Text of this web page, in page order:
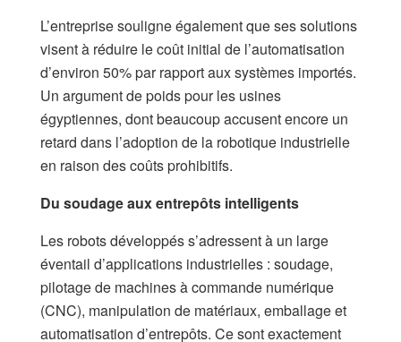
​L’entreprise souligne également que ses solutions
visent à réduire le coût initial de l’automatisation
d’environ 50% par rapport aux systèmes importés.
Un argument de poids pour les usines
égyptiennes, dont beaucoup accusent encore un
retard dans l’adoption de la robotique industrielle
en raison des coûts prohibitifs.​
Du soudage aux entrepôts intelligents
​Les robots développés s’adressent à un large
éventail d’applications industrielles : soudage,
pilotage de machines à commande numérique
(CNC), manipulation de matériaux, emballage et
automatisation d’entrepôts. Ce sont exactement